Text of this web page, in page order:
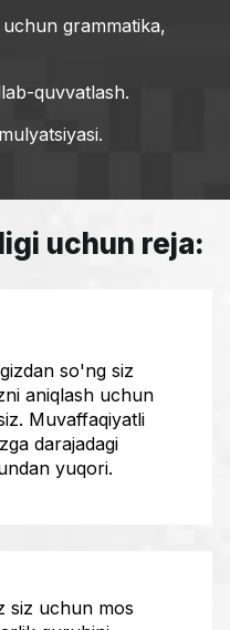
grammatika,
quvvatlash.
uchun reja:
so'ng siz
aniqlash uchun
Muvaffaqiyatli
darajadagi
yuqori.
siz uchun mos